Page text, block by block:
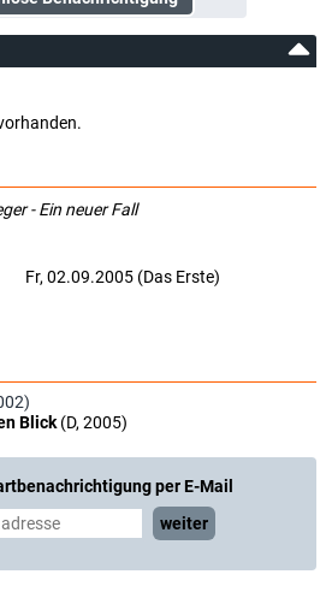
- Ein neuer Fall
Fr, 02.09.2005 (Das Erste)
Blick (D, 2005)
per E-Mail
weiter